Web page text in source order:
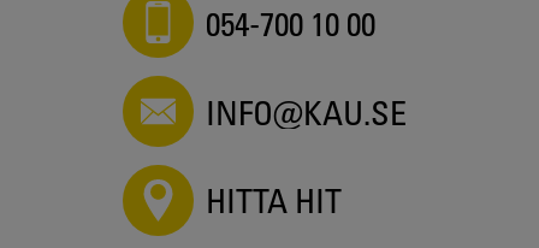
054-700 10 00
INFO@KAU.SE
HITTA HIT